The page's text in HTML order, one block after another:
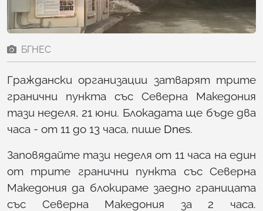
БГНЕС
Граждански организации затварят трите
гранични пункта със Северна Македония
тази неделя, 21 юни. Блокадата ще бъде два
часа - от 11 до 13 часа, пише Dnes.
Заповядайте тази неделя от 11 часа на един
от трите гранични пункта със Северна
Македония да блокираме заедно границата
със Северна Македония за 2 часа.